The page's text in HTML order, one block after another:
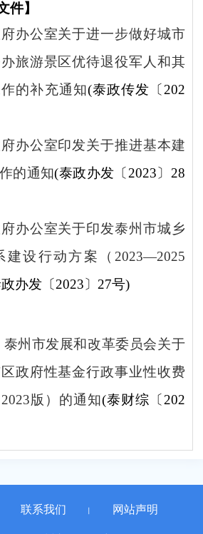
件】
办公室关于进一步做好城市
旅游景区优待退役军人和其
的补充通知(泰政传发〔202
办公室印发关于推进基本建
的通知(泰政办发〔2023〕28
办公室关于印发泰州市城乡
建设行动方案（2023—2025
办发〔2023〕27号)
州市发展和改革委员会关于
政府性基金行政事业性收费
版）的通知(泰财综〔202
联系我们 网站声明